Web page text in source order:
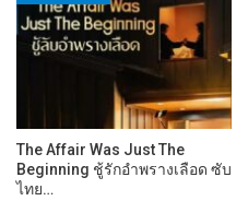
The Affair Was Just The
Beginning ชู้รักอำพรางเลือด ซับ
ไทย…